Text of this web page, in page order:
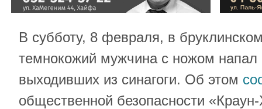
В субботу, 8 февраля, в
темнокожий мужчина с ножом напал
выходивших из синагоги. Об этом
общественной безопасности